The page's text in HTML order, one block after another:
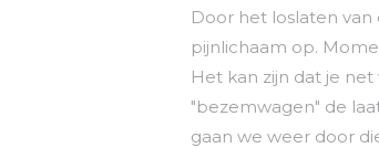
Door het loslaten
pijnlichaam op.
Het kan zijn dat je
"bezemwagen" de
gaan we weer door